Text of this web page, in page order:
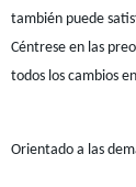
también puede
Céntrese en las
todos los cambios
Orientado a las